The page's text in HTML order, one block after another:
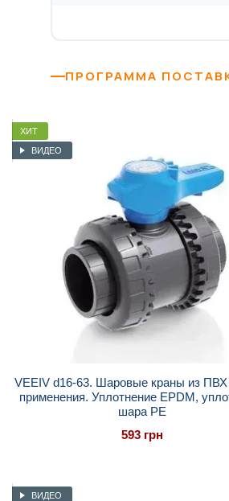
ПРОГРАММА
ХИТ
ВИДЕО
VEEIV d16-63. Шаровые краны из
применения. Уплотнение EPDM,
шара PE
593 грн
ВИДЕО